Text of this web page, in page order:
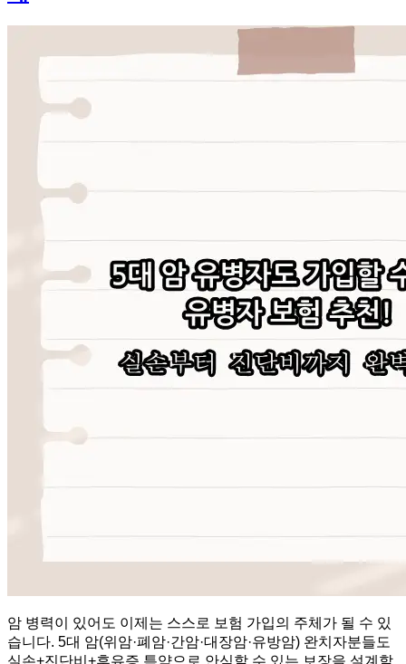
암 병력이 있어도 이제는 스스로 보험 가입의 주체가 될 수 있
습니다. 5대 암(위암·폐암·간암·대장암·유방암) 완치자분들도
실손+진단비+후유증 특약으로 안심할 수 있는 보장을 설계할